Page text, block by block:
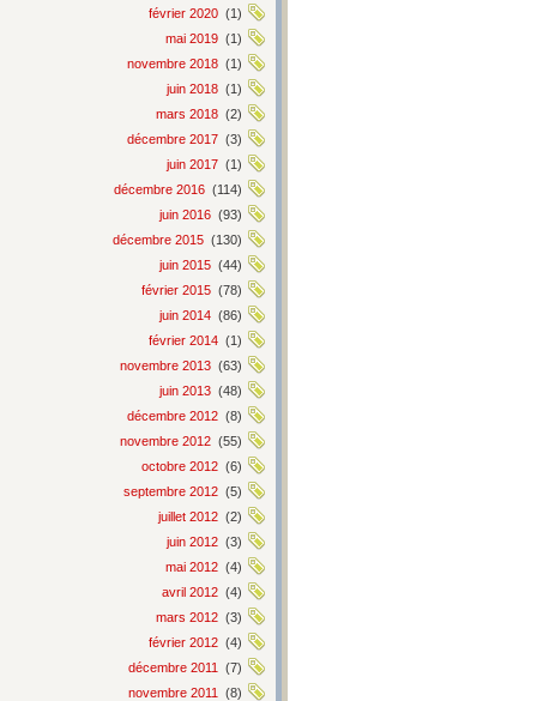
février 2020 (1)
mai 2019 (1)
novembre 2018 (1)
juin 2018 (1)
mars 2018 (2)
décembre 2017 (3)
juin 2017 (1)
décembre 2016 (114)
juin 2016 (93)
décembre 2015 (130)
juin 2015 (44)
février 2015 (78)
juin 2014 (86)
février 2014 (1)
novembre 2013 (63)
juin 2013 (48)
décembre 2012 (8)
novembre 2012 (55)
octobre 2012 (6)
septembre 2012 (5)
juillet 2012 (2)
juin 2012 (3)
mai 2012 (4)
avril 2012 (4)
mars 2012 (3)
février 2012 (4)
décembre 2011
(7)
novembre 2011
(8)